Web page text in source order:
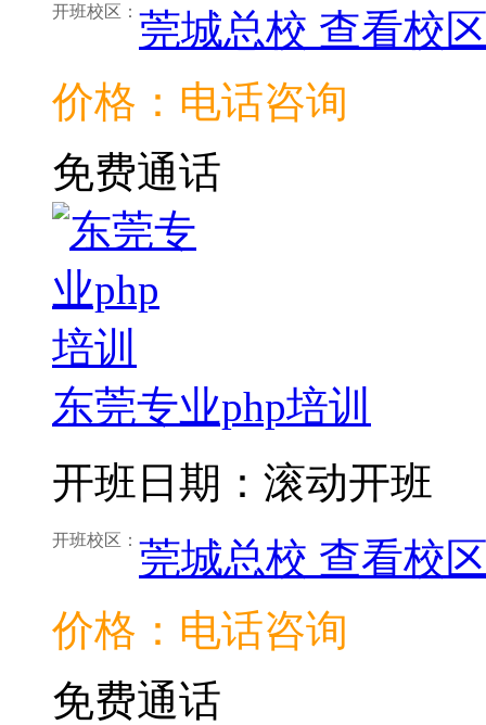
开班校区： 莞城总校 查看校
价格：电话咨询
免费通话
东莞专业php培训
开班日期：滚动开班
开班校区： 莞城总校 查看校
价格：电话咨询
免费通话